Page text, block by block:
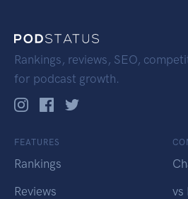
Rankings, reviews, SEO,
for podcast growth.
FEATURES
Rankings
Reviews
vs